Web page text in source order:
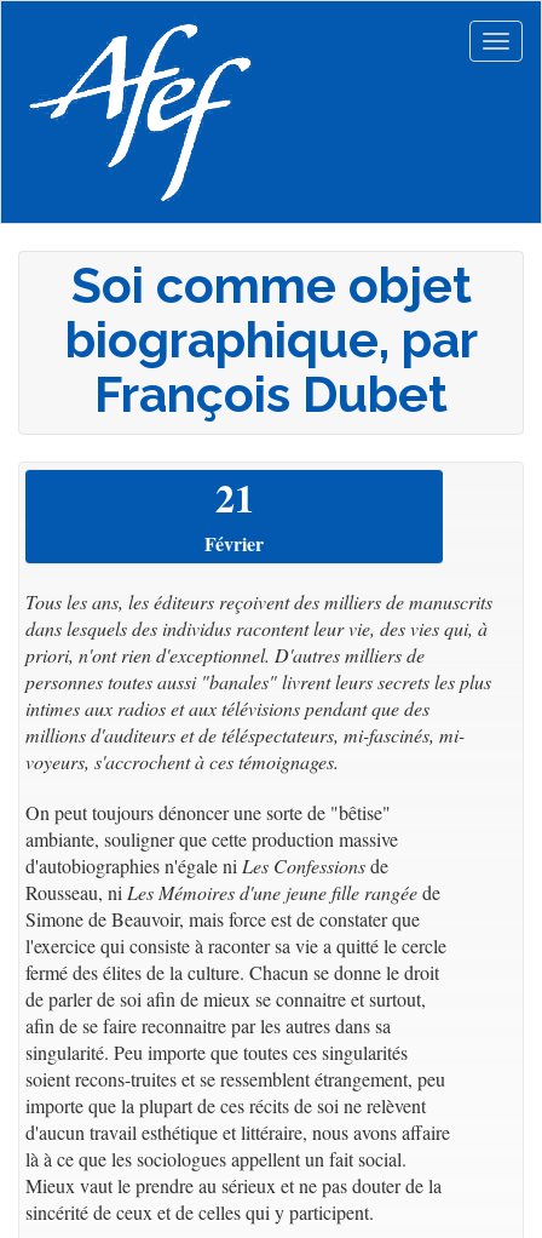
principal
Soi comme objet
biographique, par
François Dubet
21
Février
Tous les ans, les éditeurs reçoivent des milliers de manuscrits
dans lesquels des individus racontent leur vie, des vies qui, à
priori, n'ont rien d'exceptionnel. D'autres milliers de
personnes toutes aussi "banales" livrent leurs secrets les plus
intimes aux radios et aux télévisions pendant que des
millions d'auditeurs et de téléspectateurs, mi-fascinés, mi-
voyeurs, s'accrochent à ces témoignages.
On peut toujours dénoncer une sorte de "bêtise"
ambiante, souligner que cette production massive
d'autobiographies n'égale ni Les Confessionsde
Rousseau, ni Les Mémoires d'une jeune fille rangéede
Simone de Beauvoir, mais force est de constater que
l'exercice qui consiste à raconter sa vie a quitté le cercle
fermé des élites de la culture. Chacun se donne le droit
de parler de soi afin de mieux se connaitre et surtout,
afin de se faire reconnaitre par les autres dans sa
singularité. Peu importe que toutes ces singularités
soient recons-truites et se ressemblent étrangement, peu
importe que la plupart de ces récits de soi ne relèvent
d'aucun travail esthétique et littéraire, nous avons affaire
là à ce que les sociologues appellent un fait social.
Mieux vaut le prendre au sérieux et ne pas douter de la
sincérité de ceux et de celles qui y participent.